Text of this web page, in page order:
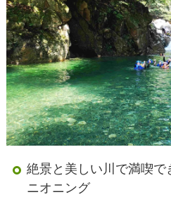
絶景と美しい川で満喫で
ニオニング